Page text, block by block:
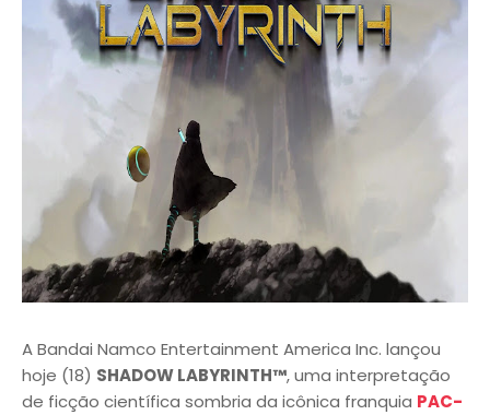
A Bandai Namco Entertainment America Inc. lançou
hoje (18) SHADOW LABYRINTH™, uma interpretação
de ficção científica sombria da icônica franquia PAC-